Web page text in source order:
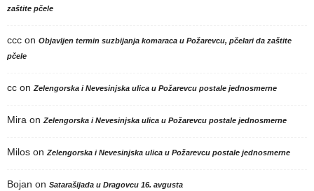
zaštite pčele
ccc on Objavljen termin suzbijanja komaraca u Požarevcu, pčelari da zaštite
pčele
cc on Zelengorska i Nevesinjska ulica u Požarevcu postale jednosmerne
Mira on Zelengorska i Nevesinjska ulica u Požarevcu postale jednosmerne
Milos on Zelengorska i Nevesinjska ulica u Požarevcu postale jednosmerne
Bojan on Satarašijada u Dragovcu 16. avgusta